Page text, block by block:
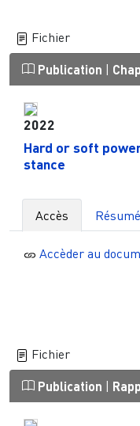
Fichier
Publication |
2022
Hard or soft
stance
Accès Résumé
Accèder au
Fichier
Publication |